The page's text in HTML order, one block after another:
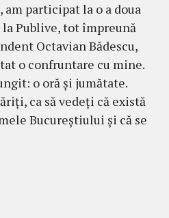
am participat la o a doua
Publive, tot împreună
Octavian Bădescu,
o confruntare cu mine.
o oră și jumătate.
ca să vedeți că există
Bucureștiului și că se